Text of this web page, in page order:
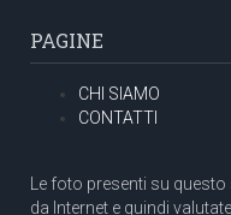
PAGINE
CHI SIAMO
CONTATTI
Le foto presenti su
da Internet e quindi